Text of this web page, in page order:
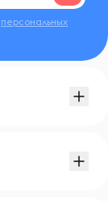
персональных